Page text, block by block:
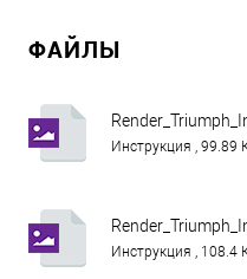
ФАЙЛЫ
Инструкция , 99.89
Инструкция , 108.4